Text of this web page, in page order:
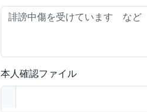
本人確認ファイル